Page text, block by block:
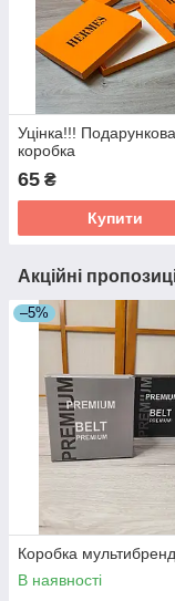
Уцінка!!! Подарункова
коробка
65 ₴
Купити
Акційні
–5%
Коробка
В наявності